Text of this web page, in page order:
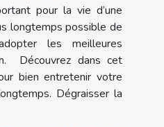
pour la vie d’une
longtemps possible de
les meilleures
Découvrez dans cet
bien entretenir votre
Dégraisser la